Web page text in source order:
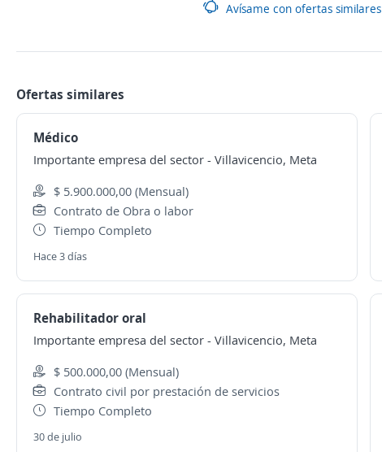
Avísame con ofertas similares
Ofertas similares
Médico
Importante empresa del sector - Villavicencio, Meta
$ 5.900.000,00 (Mensual)
Contrato de Obra o labor
Tiempo Completo
Hace 3 días
Rehabilitador oral
Importante empresa del sector - Villavicencio, Meta
$ 500.000,00 (Mensual)
Contrato civil por prestación de servicios
Tiempo Completo
30 de julio